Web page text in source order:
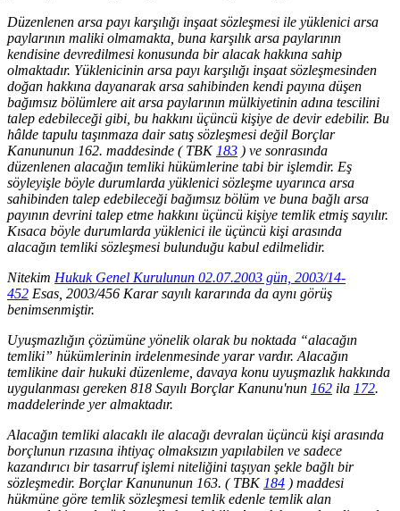
Düzenlenen arsa payı karşılığı inşaat sözleşmesi ile yüklenici arsa
paylarının maliki olmamakta, buna karşılık arsa paylarının
kendisine devredilmesi konusunda bir alacak hakkına sahip
olmaktadır. Yüklenicinin arsa payı karşılığı inşaat sözleşmesinden
doğan hakkına dayanarak arsa sahibinden kendi payına düşen
bağımsız bölümlere ait arsa paylarının mülkiyetinin adına tescilini
talep edebileceği gibi, bu hakkını üçüncü kişiye de devir edebilir. Bu
hâlde tapulu taşınmaza dair satış sözleşmesi değil Borçlar
Kanununun 162. maddesinde ( TBK 183 ) ve sonrasında
düzenlenen alacağın temliki hükümlerine tabi bir işlemdir. Eş
söyleyişle böyle durumlarda yüklenici sözleşme uyarınca arsa
sahibinden talep edebileceği bağımsız bölüm ve buna bağlı arsa
payının devrini talep etme hakkını üçüncü kişiye temlik etmiş sayılır.
Kısaca böyle durumlarda yüklenici ile üçüncü kişi arasında
alacağın temliki sözleşmesi bulunduğu kabul edilmelidir.
Nitekim Hukuk Genel Kurulunun 02.07.2003 gün, 2003/14-
452 Esas, 2003/456 Karar sayılı kararında da aynı görüş
benimsenmiştir.
Uyuşmazlığın çözümüne yönelik olarak bu noktada “alacağın
temliki” hükümlerinin irdelenmesinde yarar vardır. Alacağın
temlikine dair hukuki düzenleme, davaya konu uyuşmazlık hakkında
uygulanması gereken 818 Sayılı Borçlar Kanunu'nun 162 ila 172.
maddelerinde yer almaktadır.
Alacağın temliki alacaklı ile alacağı devralan üçüncü kişi arasında
borçlunun rızasına ihtiyaç olmaksızın yapılabilen ve sadece
kazandırıcı bir tasarruf işlemi niteliğini taşıyan şekle bağlı bir
sözleşmedir. Borçlar Kanununun 163. ( TBK 184 ) maddesi
hükmüne göre temlik sözleşmesi temlik edenle temlik alan